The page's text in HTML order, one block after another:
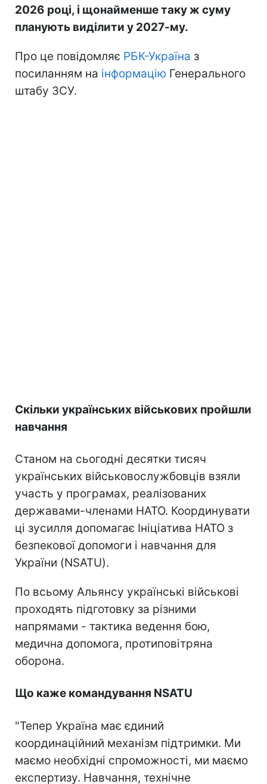
2026 році, і щонайменше таку ж суму
планують виділити у 2027-му.
Про це повідомляє РБК-Україна з
посиланням на інформацію Генерального
штабу ЗСУ.
Скільки українських військових пройшли
навчання
Станом на сьогодні десятки тисяч
українських військовослужбовців взяли
участь у програмах, реалізованих
державами-членами НАТО. Координувати
ці зусилля допомагає Ініціатива НАТО з
безпекової допомоги і навчання для
України (NSATU).
По всьому Альянсу українські військові
проходять підготовку за різними
напрямами - тактика ведення бою,
медична допомога, протиповітряна
оборона.
Що каже командування NSATU
"Тепер Україна має єдиний
координаційний механізм підтримки. Ми
маємо необхідні спроможності, ми маємо
експертизу. Навчання, технічне